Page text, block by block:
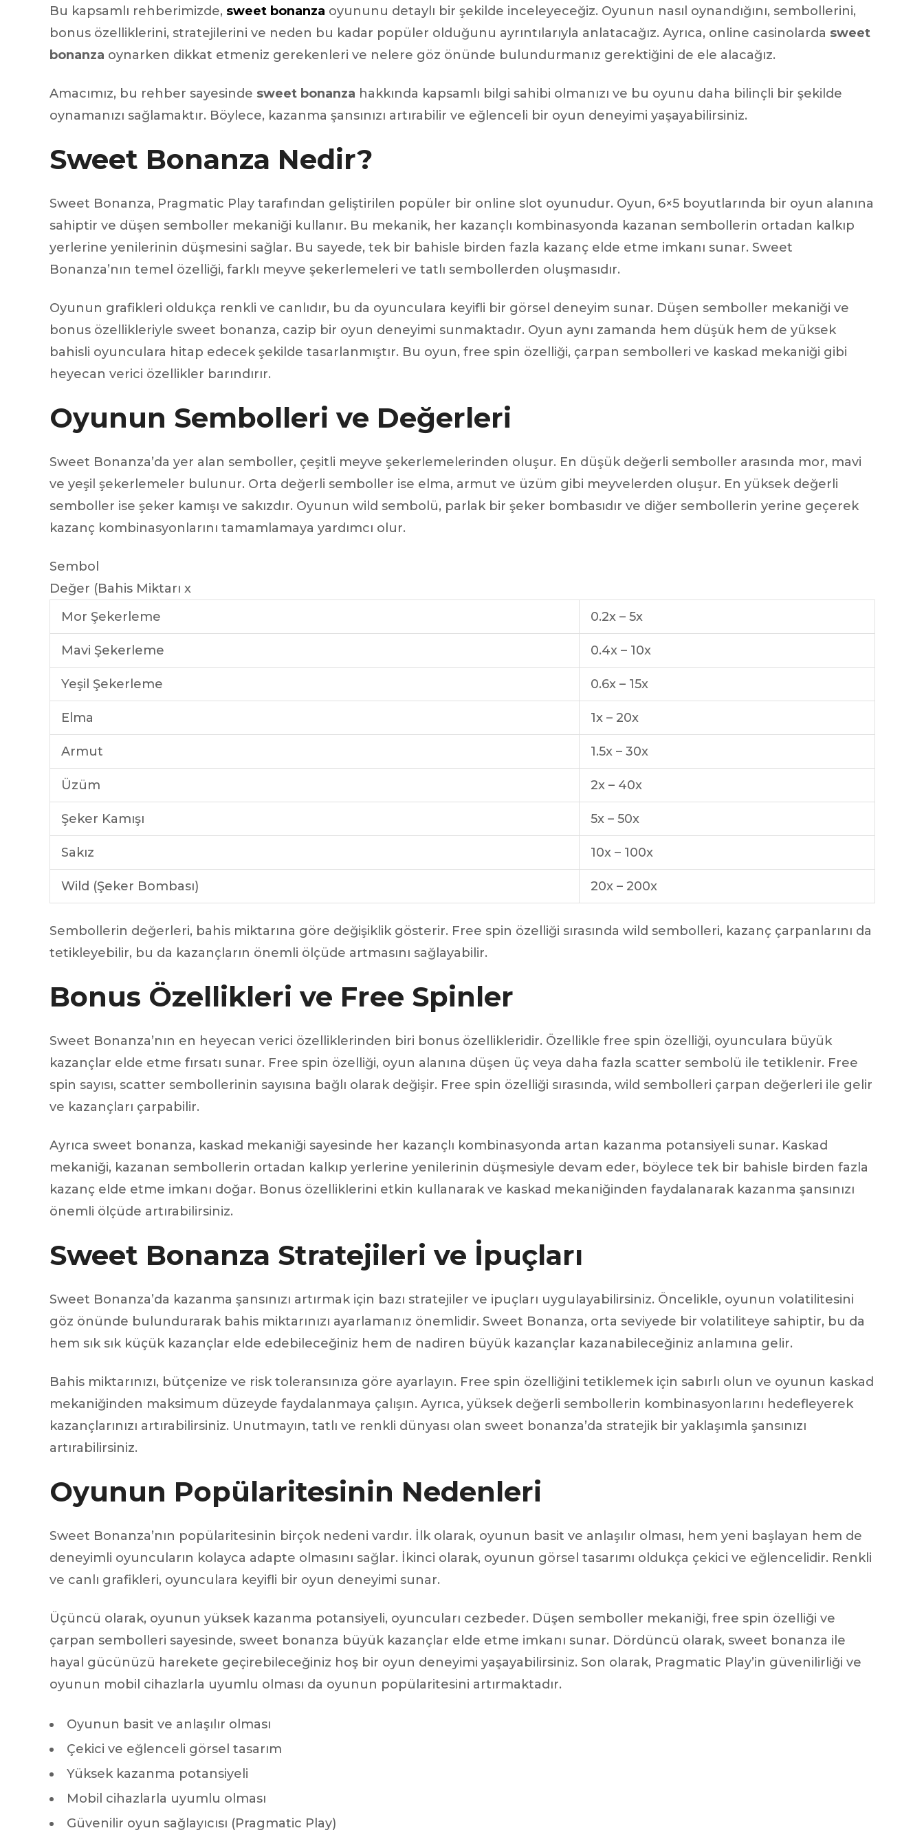
Injecteur
Joint de segments
Joint de Spi
Jeu de pistons
Jeu de chemises
Joint de culasse
Ventilateur
Poulie de ventilateur
Pompe à essence
Bu kapsamlı rehberimizde, sweet bonanza oyununu detaylı bir şekilde inceleyeceğiz. Oyunun nasıl oynandığını, sembollerini,
bonus özelliklerini, stratejilerini ve neden bu kadar popüler olduğunu ayrıntılarıyla anlatacağız. Ayrıca, online casinolarda sweet
bonanza oynarken dikkat etmeniz gerekenleri ve nelere göz önünde bulundurmanız gerektiğini de ele alacağız.
Amacımız, bu rehber sayesinde sweet bonanza hakkında kapsamlı bilgi sahibi olmanızı ve bu oyunu daha bilinçli bir şekilde
oynamanızı sağlamaktır. Böylece, kazanma şansınızı artırabilir ve eğlenceli bir oyun deneyimi yaşayabilirsiniz.
Sweet Bonanza Nedir?
Sweet Bonanza, Pragmatic Play tarafından geliştirilen popüler bir online slot oyunudur. Oyun, 6×5 boyutlarında bir oyun alanına
sahiptir ve düşen semboller mekaniği kullanır. Bu mekanik, her kazançlı kombinasyonda kazanan sembollerin ortadan kalkıp
yerlerine yenilerinin düşmesini sağlar. Bu sayede, tek bir bahisle birden fazla kazanç elde etme imkanı sunar. Sweet
Bonanza’nın temel özelliği, farklı meyve şekerlemeleri ve tatlı sembollerden oluşmasıdır.
Oyunun grafikleri oldukça renkli ve canlıdır, bu da oyunculara keyifli bir görsel deneyim sunar. Düşen semboller mekaniği ve
bonus özellikleriyle sweet bonanza, cazip bir oyun deneyimi sunmaktadır. Oyun aynı zamanda hem düşük hem de yüksek
bahisli oyunculara hitap edecek şekilde tasarlanmıştır. Bu oyun, free spin özelliği, çarpan sembolleri ve kaskad mekaniği gibi
heyecan verici özellikler barındırır.
Oyunun Sembolleri ve Değerleri
Sweet Bonanza’da yer alan semboller, çeşitli meyve şekerlemelerinden oluşur. En düşük değerli semboller arasında mor, mavi
ve yeşil şekerlemeler bulunur. Orta değerli semboller ise elma, armut ve üzüm gibi meyvelerden oluşur. En yüksek değerli
semboller ise şeker kamışı ve sakızdır. Oyunun wild sembolü, parlak bir şeker bombasıdır ve diğer sembollerin yerine geçerek
kazanç kombinasyonlarını tamamlamaya yardımcı olur.
Sembol
Değer (Bahis Miktarı x
Mor Şekerleme
0.2x – 5x
Mavi Şekerleme 0.4x – 10x
Yeşil Şekerleme 0.6x – 15x
Elma 1x – 20x
Armut 1.5x – 30x
Üzüm 2x – 40x
Şeker Kamışı 5x – 50x
Sakız 10x – 100x
Wild (Şeker Bombası) 20x – 200x
Sembollerin değerleri, bahis miktarına göre değişiklik gösterir. Free spin özelliği sırasında wild sembolleri, kazanç çarpanlarını da
tetikleyebilir, bu da kazançların önemli ölçüde artmasını sağlayabilir.
Bonus Özellikleri ve Free Spinler
Sweet Bonanza’nın en heyecan verici özelliklerinden biri bonus özellikleridir. Özellikle free spin özelliği, oyunculara büyük
kazançlar elde etme fırsatı sunar. Free spin özelliği, oyun alanına düşen üç veya daha fazla scatter sembolü ile tetiklenir. Free
spin sayısı, scatter sembollerinin sayısına bağlı olarak değişir. Free spin özelliği sırasında, wild sembolleri çarpan değerleri ile gelir
ve kazançları çarpabilir.
Ayrıca sweet bonanza, kaskad mekaniği sayesinde her kazançlı kombinasyonda artan kazanma potansiyeli sunar. Kaskad
mekaniği, kazanan sembollerin ortadan kalkıp yerlerine yenilerinin düşmesiyle devam eder, böylece tek bir bahisle birden fazla
kazanç elde etme imkanı doğar. Bonus özelliklerini etkin kullanarak ve kaskad mekaniğinden faydalanarak kazanma şansınızı
önemli ölçüde artırabilirsiniz.
Sweet Bonanza Stratejileri ve İpuçları
Sweet Bonanza’da kazanma şansınızı artırmak için bazı stratejiler ve ipuçları uygulayabilirsiniz. Öncelikle, oyunun volatilitesini
göz önünde bulundurarak bahis miktarınızı ayarlamanız önemlidir. Sweet Bonanza, orta seviyede bir volatiliteye sahiptir, bu da
hem sık sık küçük kazançlar elde edebileceğiniz hem de nadiren büyük kazançlar kazanabileceğiniz anlamına gelir.
Bahis miktarınızı, bütçenize ve risk toleransınıza göre ayarlayın. Free spin özelliğini tetiklemek için sabırlı olun ve oyunun kaskad
mekaniğinden maksimum düzeyde faydalanmaya çalışın. Ayrıca, yüksek değerli sembollerin kombinasyonlarını hedefleyerek
kazançlarınızı artırabilirsiniz. Unutmayın, tatlı ve renkli dünyası olan sweet bonanza’da stratejik bir yaklaşımla şansınızı
artırabilirsiniz.
Oyunun Popülaritesinin Nedenleri
Sweet Bonanza’nın popülaritesinin birçok nedeni vardır. İlk olarak, oyunun basit ve anlaşılır olması, hem yeni başlayan hem de
deneyimli oyuncuların kolayca adapte olmasını sağlar. İkinci olarak, oyunun görsel tasarımı oldukça çekici ve eğlencelidir. Renkli
ve canlı grafikleri, oyunculara keyifli bir oyun deneyimi sunar.
Üçüncü olarak, oyunun yüksek kazanma potansiyeli, oyuncuları cezbeder. Düşen semboller mekaniği, free spin özelliği ve
çarpan sembolleri sayesinde, sweet bonanza büyük kazançlar elde etme imkanı sunar. Dördüncü olarak, sweet bonanza ile
hayal gücünüzü harekete geçirebileceğiniz hoş bir oyun deneyimi yaşayabilirsiniz. Son olarak, Pragmatic Play’in güvenilirliği ve
oyunun mobil cihazlarla uyumlu olması da oyunun popülaritesini artırmaktadır.
Oyunun basit ve anlaşılır olması
Çekici ve eğlenceli görsel tasarım
Yüksek kazanma potansiyeli
Mobil cihazlarla uyumlu olması
Güvenilir oyun sağlayıcısı (Pragmatic Play)